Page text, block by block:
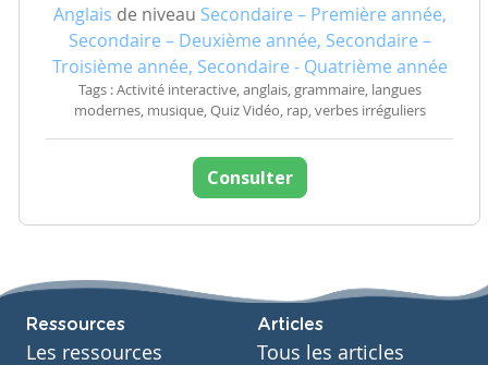
Anglais de niveau Secondaire – Première année,
Secondaire – Deuxième année, Secondaire –
Troisième année, Secondaire - Quatrième année
Tags : Activité interactive, anglais, grammaire, langues
modernes, musique, Quiz Vidéo, rap, verbes irréguliers
Consulter
Ressources
Les ressources
Articles
Tous les articles